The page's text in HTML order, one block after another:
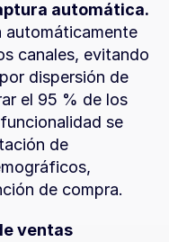
automática.
automáticamente
canales, evitando
dispersión de
el 95 % de los
se
de
de compra.
ventas